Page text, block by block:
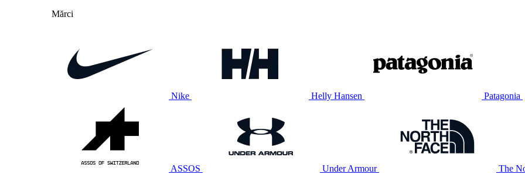
Mărci
Nike Helly Hansen Patagonia
ASSOS Under Armour The